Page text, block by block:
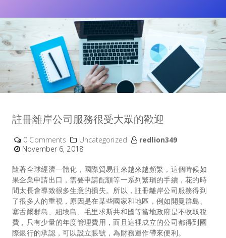
註冊離岸公司服務很受大眾的歡迎
0 Comments Uncategorized
redlion349
November 6, 2018
隨著全球經濟一體化，國際貿易往來越來越頻繁，這個時候如
果企業申請出口，需要申請配額等一系列繁瑣的手續，花的時
間太長會導致很多生意的損失。所以，註冊離岸公司服務得到
了很多人的重視，原因是在某些國家和地區，例如開曼群島、
塞舌爾群島、紐埃島、毛里求斯共和國等當地政府是不收取稅
費，只有少量的年度管理費用，而且這裡成立的公司都得到國
際銀行的承認，可以設立賬號，為財務運作帶來便利。